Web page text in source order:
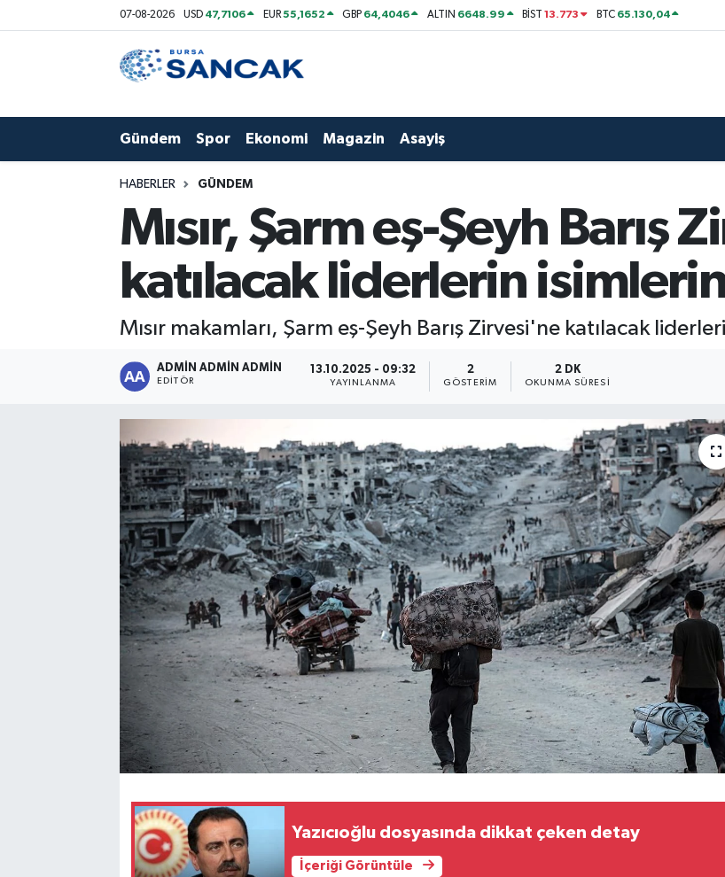
07-08-2026 USD 47,7106 EUR55,1652 GBP 64,4046 ALTIN 6648.99 BİST13.773 BTC 65.130,04
Gündem Spor Ekonomi Magazin Asayiş
HABERLER GÜNDEM
Mısır, Şarm eş-Şeyh Barış
katılacak liderlerin
Mısır makamları, Şarm eş-Şeyh Barış Zirvesi'ne katılacak
ADMİN ADMİN ADMİN
EDITÖR
13.10.2025 - 09:32
YAYINLANMA
2
GÖSTERIM
2 DK
OKUNMA SÜRESI
Yazıcıoğlu dosyasında dikkat çeken detay
İçeriği Görüntüle
Hava Durumu
Son Dakika Haberleri
Haber Arşivi